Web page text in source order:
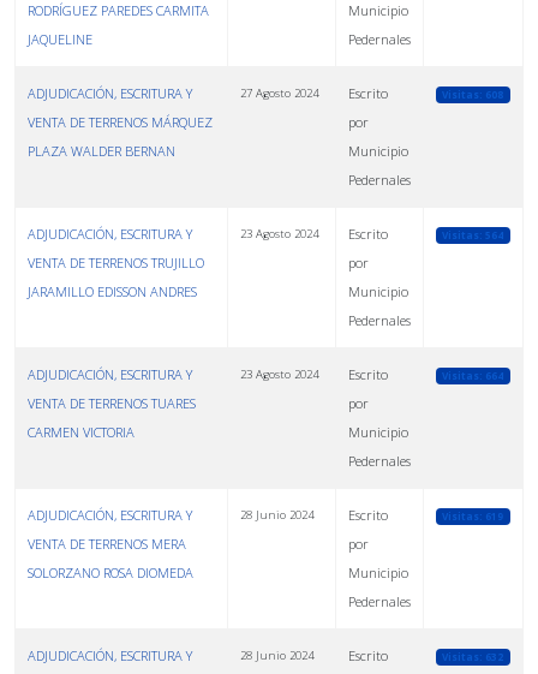
RODRÍGUEZ PAREDES CARMITA
JAQUELINE
Municipio
Pedernales
ADJUDICACIÓN, ESCRITURA Y
VENTA DE TERRENOS MÁRQUEZ
PLAZA WALDER BERNAN
27 Agosto 2024
Escrito
por
Municipio
Pedernales
Visitas: 608
ADJUDICACIÓN, ESCRITURA Y
VENTA DE TERRENOS TRUJILLO
JARAMILLO EDISSON ANDRES
23 Agosto 2024
Escrito
por
Municipio
Pedernales
Visitas: 564
ADJUDICACIÓN, ESCRITURA Y
VENTA DE TERRENOS TUARES
CARMEN VICTORIA
23 Agosto 2024
Escrito
por
Municipio
Pedernales
Visitas: 664
ADJUDICACIÓN, ESCRITURA Y
VENTA DE TERRENOS MERA
SOLORZANO ROSA DIOMEDA
28 Junio 2024
Escrito
por
Municipio
Pedernales
Visitas: 619
ADJUDICACIÓN, ESCRITURA Y
28 Junio 2024
Escrito
Visitas: 632